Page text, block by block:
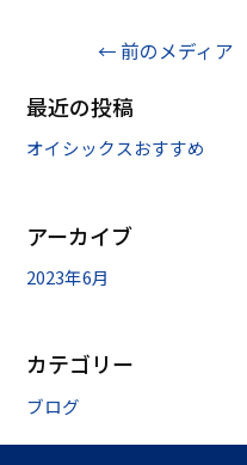
← 前のメディア
最近の投稿
オイシックスおすすめ
アーカイブ
2023年6月
カテゴリー
ブログ